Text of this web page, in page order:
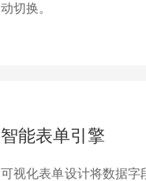
动切换。
智能表单引擎
可视化表单设计将数据字